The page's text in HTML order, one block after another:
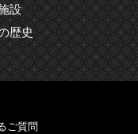
設
歴史
ご質問